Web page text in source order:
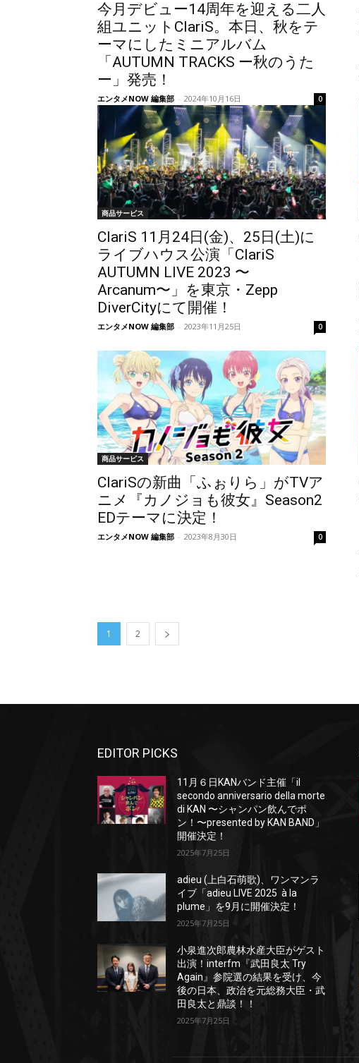
今月デビュー14周年を迎える二人
組ユニットClariS。本日、秋をテ
ーマにしたミニアルバム
「AUTUMN TRACKS ー秋のうた
ー」発売！
エンタメNOW 編集部 - 2024年10月16日 0
商品サービス
ClariS 11月24日(金)、25日(土)に
ライブハウス公演「ClariS
AUTUMN LIVE 2023 〜
Arcanum〜」を東京・Zepp
DiverCityにて開催！
エンタメNOW 編集部 - 2023年11月25日 0
商品サービス
ClariSの新曲「ふぉりら」がTVア
ニメ『カノジョも彼女』Season2
EDテーマに決定！
エンタメNOW 編集部 - 2023年8月30日 0
1 2
EDITOR PICKS
11月６日KANバンド主催「il
secondo anniversario della morte
di KAN 〜シャンパン飲んでポ
ン！〜presented by KAN BAND」
開催決定！
2025年7月25日
adieu (上白石萌歌)、ワンマンラ
イブ「adieu LIVE 2025 à la
plume」を9月に開催決定！
2025年7月25日
小泉進次郎農林水産大臣がゲスト
出演！interfm『武田良太 Try
Again』参院選の結果を受け、今
後の日本、政治を元総務大臣・武
田良太と鼎談！！
2025年7月25日